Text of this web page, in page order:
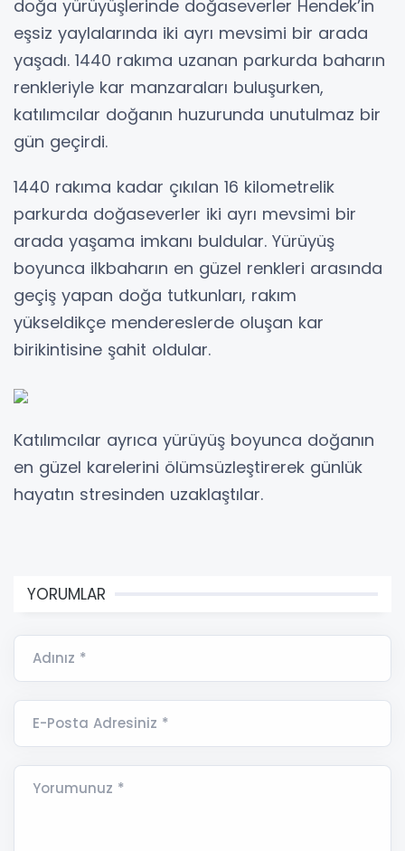
doğa yürüyüşlerinde doğaseverler Hendek’in
eşsiz yaylalarında iki ayrı mevsimi bir arada
yaşadı. 1440 rakıma uzanan parkurda baharın
renkleriyle kar manzaraları buluşurken,
katılımcılar doğanın huzurunda unutulmaz bir
gün geçirdi.
1440 rakıma kadar çıkılan 16 kilometrelik
parkurda doğaseverler iki ayrı mevsimi bir
arada yaşama imkanı buldular. Yürüyüş
boyunca ilkbaharın en güzel renkleri arasında
geçiş yapan doğa tutkunları, rakım
yükseldikçe mendereslerde oluşan kar
birikintisine şahit oldular.
Katılımcılar ayrıca yürüyüş boyunca doğanın
en güzel karelerini ölümsüzleştirerek günlük
hayatın stresinden uzaklaştılar.
YORUMLAR
Adınız *
E-Posta Adresiniz *
Yorumunuz *